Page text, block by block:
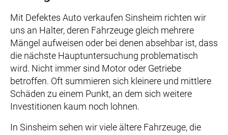
Mit Defektes Auto verkaufen Sinsheim richten wir
uns an Halter, deren Fahrzeuge gleich mehrere
Mängel aufweisen oder bei denen absehbar ist, dass
die nächste Hauptuntersuchung problematisch
wird. Nicht immer sind Motor oder Getriebe
betroffen. Oft summieren sich kleinere und mittlere
Schäden zu einem Punkt, an dem sich weitere
Investitionen kaum noch lohnen.
In Sinsheim sehen wir viele ältere Fahrzeuge, die